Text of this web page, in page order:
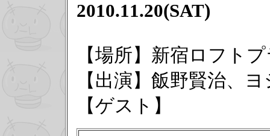
2010.11.20(SAT)
【場所】新宿ロフト
【出演】飯野賢治、
【ゲスト】